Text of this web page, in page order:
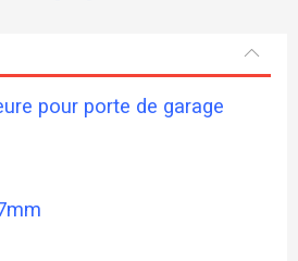
pour porte de garage